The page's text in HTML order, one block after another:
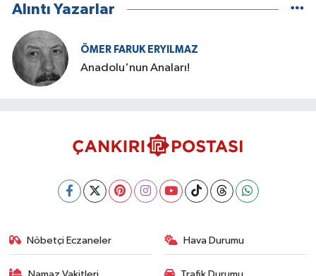
Alıntı Yazarlar
ÖMER FARUK ERYILMAZ
Anadolu'nun Anaları!
Nöbetçi Eczaneler Hava Durumu